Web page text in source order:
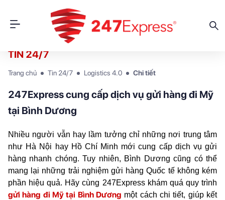
TIN 24/7
Trang chủ Tin 24/7 Logistics 4.0 Chi tiết
247Express cung cấp dịch vụ gửi hàng đi Mỹ
tại Bình Dương
Nhiều người vẫn hay lầm tưởng chỉ những nơi trung tâm
như Hà Nội hay Hồ Chí Minh mới cung cấp dịch vụ gửi
hàng nhanh chóng. Tuy nhiên, Bình Dương cũng có thể
mang lại những trải nghiệm gửi hàng Quốc tế không kém
gửi hàng đi Mỹ tại Bình Dương một cách chi tiết, giúp kết